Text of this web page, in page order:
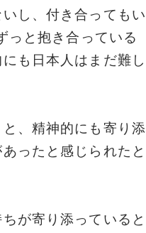
し、付き合ってもい
っと抱き合っている
も日本人はまだ難し
、精神的にも寄り添
ったと感じられたと
が寄り添っていると